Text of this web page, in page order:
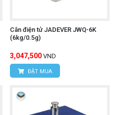
Cân điện tử JADEVER JWQ-6K
(6kg/0.5g)
3,047,500 VND
ĐẶT MUA